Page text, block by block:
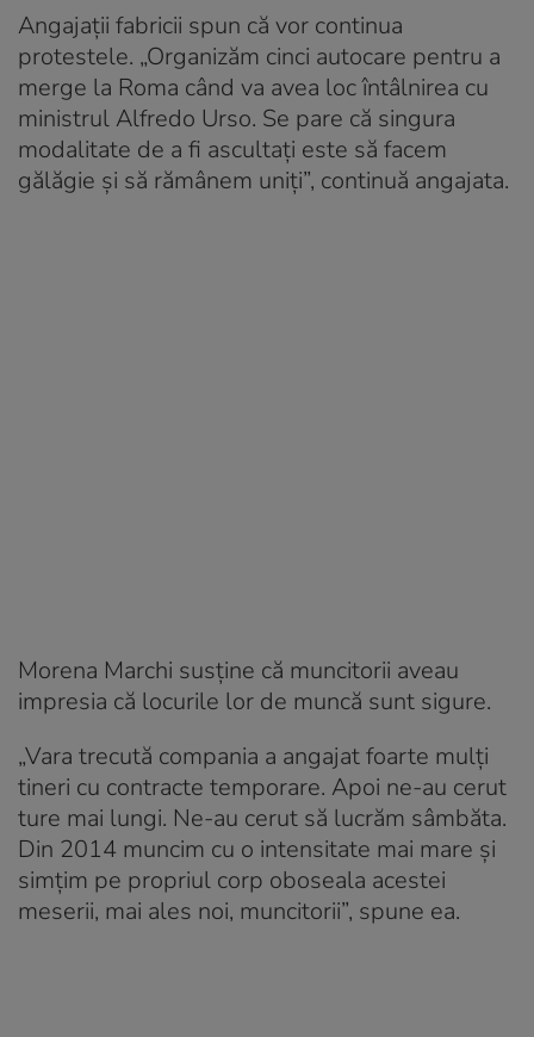
Angajații fabricii spun că vor continua
protestele. „Organizăm cinci autocare pentru a
merge la Roma când va avea loc întâlnirea cu
ministrul Alfredo Urso. Se pare că singura
modalitate de a fi ascultați este să facem
gălăgie și să rămânem uniți”, continuă angajata.
Morena Marchi susține că muncitorii aveau
impresia că locurile lor de muncă sunt sigure.
„Vara trecută compania a angajat foarte mulți
tineri cu contracte temporare. Apoi ne-au cerut
ture mai lungi. Ne-au cerut să lucrăm sâmbăta.
Din 2014 muncim cu o intensitate mai mare și
simțim pe propriul corp oboseala acestei
meserii, mai ales noi, muncitorii”, spune ea.